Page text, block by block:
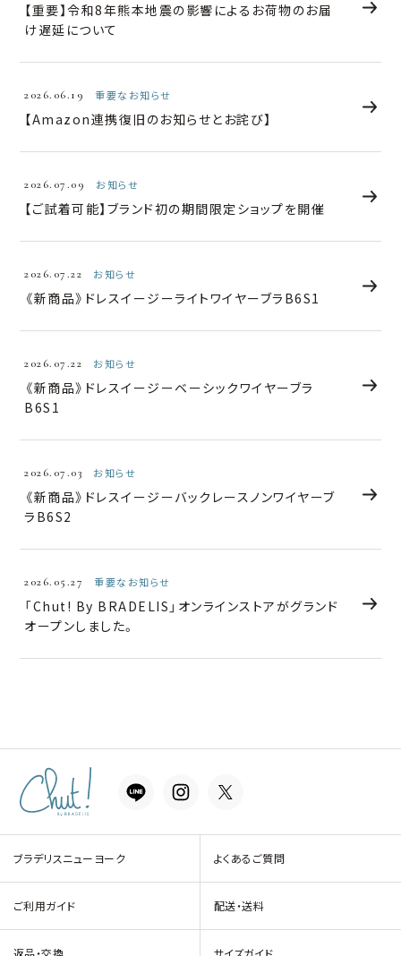
【重要】令和8年熊本地震の影響によるお荷物のお届
け遅延について
2026.06.19 重要なお知らせ
【Amazon連携復旧のお知らせとお詫び】
2026.07.09 お知らせ
【ご試着可能】ブランド初の期間限定ショップを開催
2026.07.22 お知らせ
《新商品》ドレスイージーライトワイヤーブラB6S1
2026.07.22 お知らせ
《新商品》ドレスイージーベーシックワイヤーブラ
B6S1
2026.07.03 お知らせ
《新商品》ドレスイージーバックレースノンワイヤーブ
ラB6S2
2026.05.27 重要なお知らせ
「Chut! By BRADELIS」オンラインストアがグランド
オープンしました。
ブラデリスニューヨーク よくあるご質問
ご利用ガイド 配送・送料
返品・交換 サイズガイド